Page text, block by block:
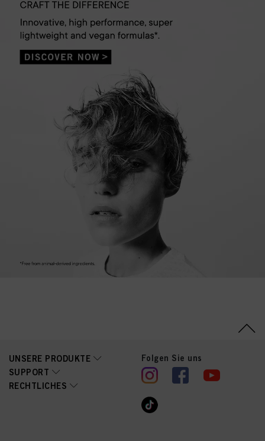
UNSERE PRODUKTE
SUPPORT
RECHTLICHES
Folgen Sie uns